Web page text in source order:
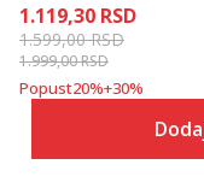
1.119,30 RSD
1.599,00RSD
1.999,00RSD
Popust20%+30%